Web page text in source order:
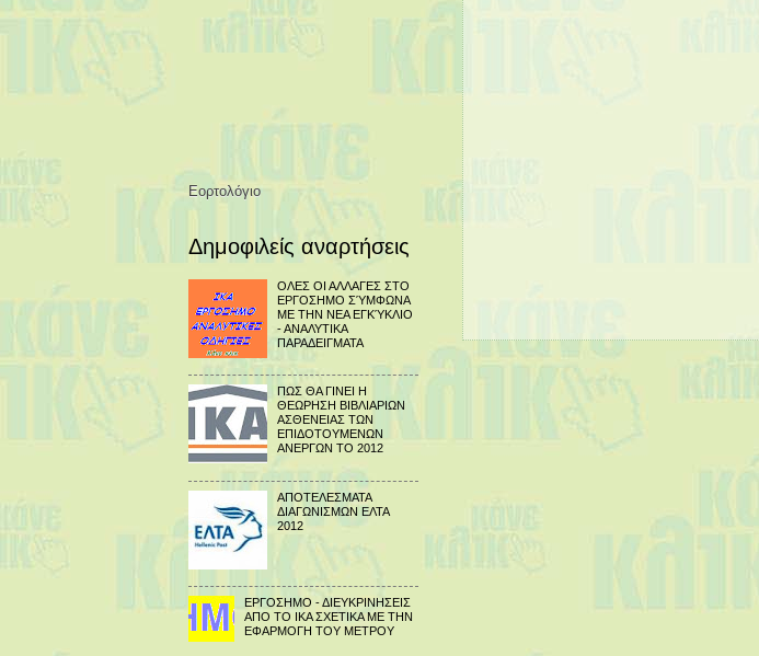
Εορτολόγιο
Δημοφιλείς αναρτήσεις
ΟΛΕΣ ΟΙ ΑΛΛΑΓΕΣ ΣΤΟ
ΕΡΓΟΣΗΜΟ ΣΎΜΦΩΝΑ
ΜΕ ΤΗΝ ΝΕΑ ΕΓΚΎΚΛΙΟ
- ΑΝΑΛΥΤΙΚΑ
ΠΑΡΑΔΕΙΓΜΑΤΑ
ΠΩΣ ΘΑ ΓΙΝΕΙ Η
ΘΕΩΡΗΣΗ ΒΙΒΛΙΑΡΙΩΝ
ΑΣΘΕΝΕΙΑΣ ΤΩΝ
ΕΠΙΔΟΤΟΥΜΕΝΩΝ
ΑΝΕΡΓΩΝ ΤΟ 2012
ΑΠΟΤΕΛΕΣΜΑΤΑ
ΔΙΑΓΩΝΙΣΜΩΝ ΕΛΤΑ
2012
ΕΡΓΟΣΗΜΟ - ΔΙΕΥΚΡΙΝΗΣΕΙΣ
ΑΠΟ ΤΟ ΙΚΑ ΣΧΕΤΙΚΑ ΜΕ ΤΗΝ
ΕΦΑΡΜΟΓΗ ΤΟΥ ΜΕΤΡΟΥ